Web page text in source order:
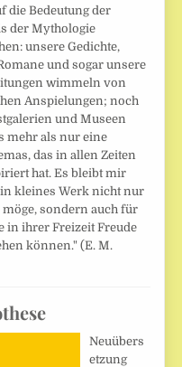
die Bedeutung der
der Mythologie
unsere Gedichte,
und sogar unsere
wimmeln von
Anspielungen; noch
und Museen
mehr als nur eine
das in allen Zeiten
hat. Es bleibt mir
kleines Werk nicht nur
sondern auch für
in ihrer Freizeit Freude
können." (E. M.
Neuübers
etzung